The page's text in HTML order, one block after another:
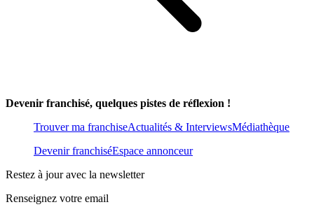
Devenir franchisé, quelques pistes de réflexion !
Trouver ma franchiseActualités & InterviewsMédiathèque
Devenir franchiséEspace annonceur
Restez à jour avec la newsletter
Renseignez votre email